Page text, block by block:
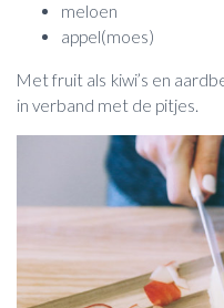
meloen
appel(moes)
Met fruit als kiwi’s en
in verband met de pitjes.